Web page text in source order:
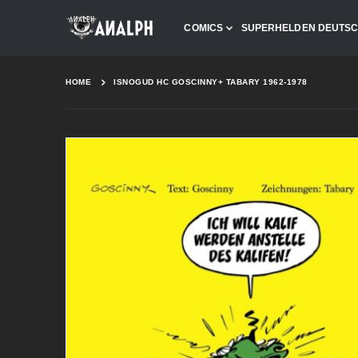
COMICS SUPERHELDEN
HOME ISNOGUD HC GOSCINNY+ TABARY 1962-1978